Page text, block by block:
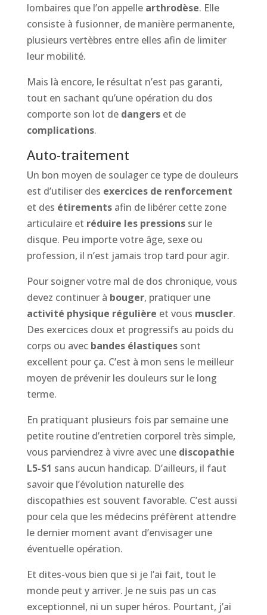
lombaires que l’on appelle arthrodèse. Elle
consiste à fusionner, de manière permanente,
plusieurs vertèbres entre elles afin de limiter
leur mobilité.
Mais là encore, le résultat n’est pas garanti,
tout en sachant qu’une opération du dos
comporte son lot de dangerset de
complications.
Auto-traitement
Un bon moyen de soulager ce type de douleurs
est d’utiliser des exercices de renforcement
et des étirementsafin de libérer cette zone
articulaire et réduire les pressionssur le
disque. Peu importe votre âge, sexe ou
profession, il n’est jamais trop tard pour agir.
Pour soigner votre mal de dos chronique, vous
devez continuer à bouger, pratiquer une
activité physique régulière et vous muscler.
Des exercices doux et progressifs au poids du
corps ou avec bandes élastiquessont
excellent pour ça. C’est à mon sens le meilleur
moyen de prévenir les douleurs sur le long
terme.
En pratiquant plusieurs fois par semaine une
petite routine d’entretien corporel très simple,
vous parviendrez à vivre avec une discopathie
L5-S1 sans aucun handicap. D’ailleurs, il faut
savoir que l’évolution naturelle des
discopathies est souvent favorable. C’est aussi
pour cela que les médecins préfèrent attendre
le dernier moment avant d’envisager une
éventuelle opération.
Et dites-vous bien que si je l’ai fait, tout le
monde peut y arriver. Je ne suis pas un cas
exceptionnel, ni un super héros. Pourtant, j’ai